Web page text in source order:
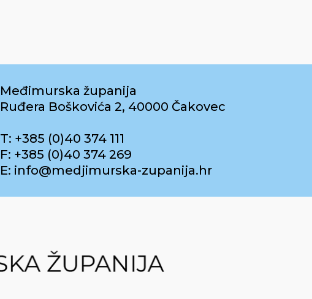
Međimurska županija
Ruđera Boškovića 2, 40000 Čakovec
T: +385 (0)40 374 111
F: +385 (0)40 374 269
E: info@medjimurska-zupanija.hr